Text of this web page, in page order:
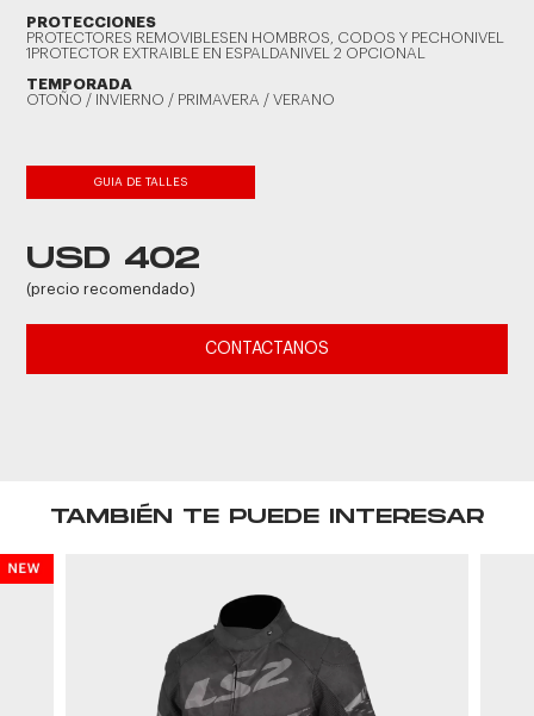
PROTECCIONES
PROTECTORES REMOVIBLESEN HOMBROS, CODOS Y PECHONIVEL
1PROTECTOR EXTRAIBLE EN ESPALDANIVEL 2 OPCIONAL
TEMPORADA
OTOÑO / INVIERNO / PRIMAVERA / VERANO
GUIA DE TALLES
USD 402
(precio recomendado)
CONTACTANOS
TAMBIÉN TE PUEDE INTERESAR